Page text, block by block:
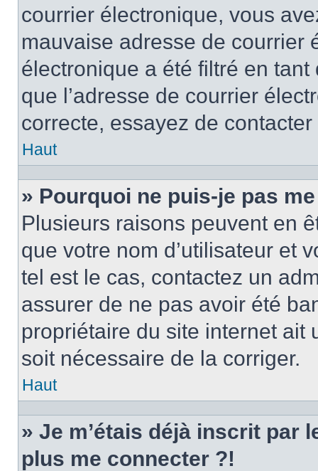
courrier électronique, vous
mauvaise adresse de courrier
électronique a été filtré en
que l’adresse de courrier
correcte, essayez de
Haut
» Pourquoi ne puis-je pas
Plusieurs raisons peuvent en
que votre nom d’utilisateur et
tel est le cas, contactez un
assurer de ne pas avoir été
propriétaire du site internet ait
soit nécessaire de la corriger.
Haut
» Je m’étais déjà inscrit par
plus me connecter ?!